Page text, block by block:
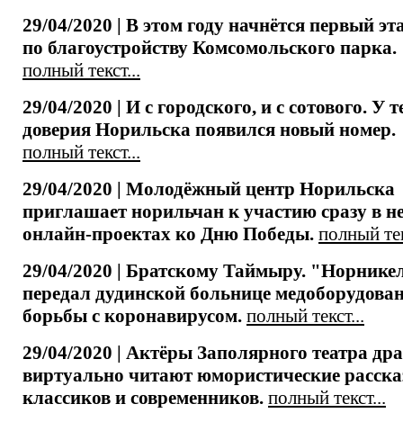
29/04/2020 | В этом году начнётся первый
по благоустройству Комсомольского парка.
полный текст...
29/04/2020 | И с городского, и с сотового. У
доверия Норильска появился новый номер.
полный текст...
29/04/2020 | Молодёжный центр Норильска
приглашает норильчан к участию сразу в
онлайн-проектах ко Дню Победы. полный
29/04/2020 | Братскому Таймыру.
передал дудинской больнице
борьбы с коронавирусом. полный текст...
29/04/2020 | Актёры Заполярного театра
виртуально читают юмористические
классиков и современников. полный текст...